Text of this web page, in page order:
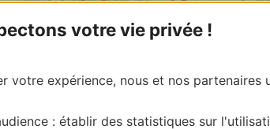
votre vie privée !
votre expérience, nous et nos partenaires
: établir des statistiques sur